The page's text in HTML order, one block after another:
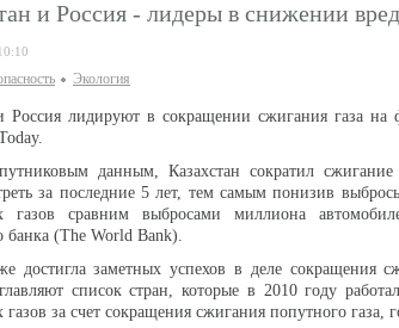
и Россия - лидеры в снижении
Экология
Россия лидируют в сокращении сжигания газа на
данным, Казахстан сократил
за последние 5 лет, тем самым понизив
газов сравним выбросами миллиона
банка (The World Bank).
достигла заметных успехов в деле сокращения
список стран, которые в 2010 году
газов за счет сокращения сжигания попутного газа,